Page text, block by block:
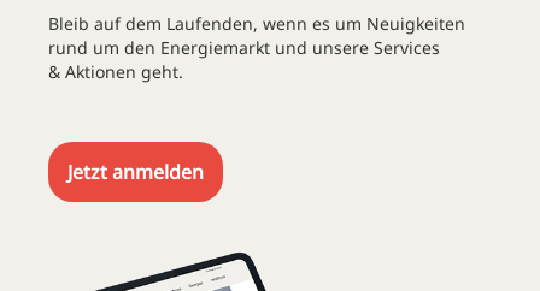
Bleib auf dem Laufenden, wenn es um Neuigkeiten
rund um den Energiemarkt und unsere Services
& Aktionen geht.
Jetzt anmelden